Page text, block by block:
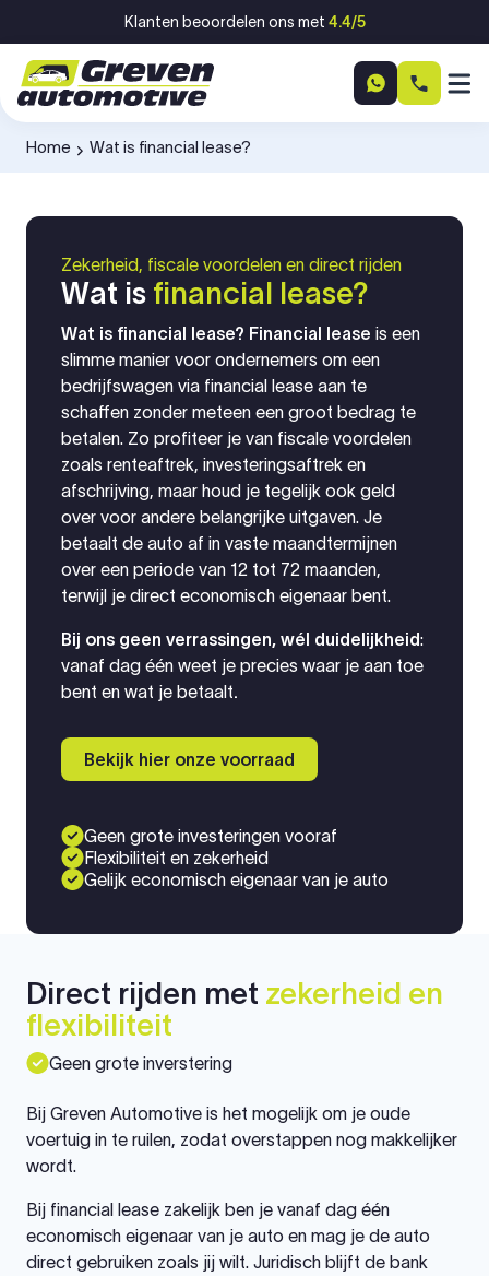
Ga naar inhoudKlanten beoordelen ons met 4.4/5
Home
-
Wat is financial lease?
Zekerheid, fiscale voordelen en direct rijden
Wat is financial lease?
Wat is financial lease? Financial lease is een
slimme manier voor ondernemers om een
bedrijfswagen via financial lease aan te
schaffen zonder meteen een groot bedrag te
betalen. Zo profiteer je van fiscale voordelen
zoals renteaftrek, investeringsaftrek en
afschrijving, maar houd je tegelijk ook geld
over voor andere belangrijke uitgaven. Je
betaalt de auto af in vaste maandtermijnen
over een periode van 12 tot 72 maanden,
terwijl je direct economisch eigenaar bent.
Bij ons geen verrassingen, wél duidelijkheid:
vanaf dag één weet je precies waar je aan toe
bent en wat je betaalt
Bekijk hier onze voorraad
Geen grote investeringen vooraf
Flexibiliteit en zekerheid
Gelijk economisch eigenaar van je auto
Direct rijden met zekerheid en
flexibiliteit
Geen grote inverstering
Bij Greven Automotive is het mogelijk om je oude
voertuig in te ruilen, zodat overstappen nog makkelijker
wordt.
Bij financial lease zakelijk ben je vanaf dag één
economisch eigenaar van je auto en mag je de auto
direct gebruiken zoals jij wilt. Juridisch blijft de bank